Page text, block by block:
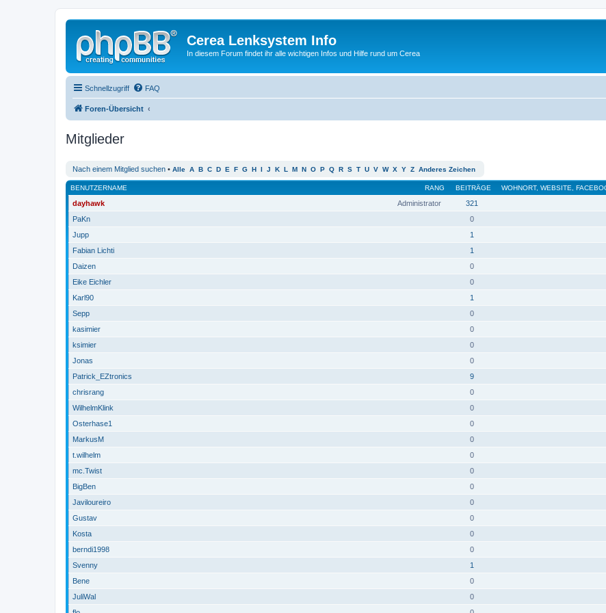
Cerea Lenksystem Info
In diesem Forum findet ihr alle wichtigen Infos und Hilfe rund um Cerea
Schnellzugriff FAQ
Foren-Übersicht
Mitglieder
Nach einem Mitglied suchen • Alle A B C D E F G H I J K L M N O P Q R S T U V W X Y Z Anderes Zeichen
RANG
BENUTZERNAME BEITRÄGE WOHNORT, WEBSITE,
Administrator
dayhawk 321
PaKn
0
Jupp
1
Fabian Lichti
1
Daizen
0
Eike Eichler
0
Karl90
1
Sepp
0
kasimier
0
ksimier
0
Jonas
0
Patrick_EZtronics
9
chrisrang
0
WilhelmKlink
0
Osterhase1
0
MarkusM
0
t.wilhelm
0
mc.Twist
0
BigBen
0
Javiloureiro
0
Gustav
0
Kosta
0
berndi1998
0
Svenny
1
Bene
0
JuliWal
0